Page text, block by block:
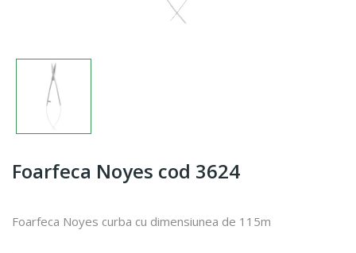
Foarfeca Noyes cod 3624
Foarfeca Noyes curba cu dimensiunea de 115m